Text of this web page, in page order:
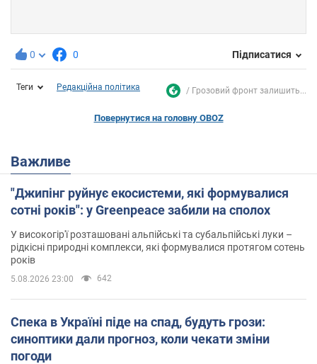
0 0 Підписатися
Теги Редакційна політика Грозовий фронт залишить...
Повернутися на головну OBOZ
Важливе
"Джипінг руйнує екосистеми, які формувалися
сотні років": у Greenpeace забили на сполох
У високогір'ї розташовані альпійські та субальпійські луки –
рідкісні природні комплекси, які формувалися протягом сотень
років
5.08.2026 23:00 642
Спека в Україні піде на спад, будуть грози:
синоптики дали прогноз, коли чекати зміни
погоди